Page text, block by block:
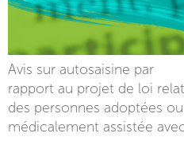
Avis sur autosaisine par
rapport au projet de loi
des personnes adoptées
médicalement assistée